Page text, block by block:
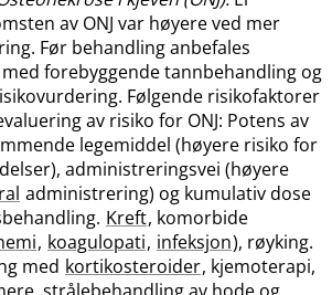
av ONJ var høyere ved mer
Før behandling anbefales
forebyggende tannbehandling og
Følgende risikofaktorer
av risiko for ONJ: Potens av
legemiddel (høyere risiko for
administreringsvei (høyere
administrering) og kumulativ dose
Kreft, komorbide
, koagulopati, infeksjon), røyking.
med kortikosteroider, kjemoterapi,